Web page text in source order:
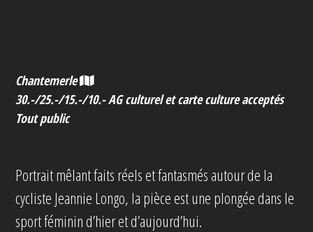
Chantemerle
30.-/25.-/15.-/10.- AG culturel et carte culture acceptés
Tout public
Portrait mêlant faits réels et fantasmés autour de la
cycliste Jeannie Longo, la pièce est une plongée dans le
sport féminin d’hier et d’aujourd’hui.